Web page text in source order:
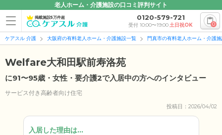
老人ホーム・介護施設の口コミ評判サイト
掲載施設5万件超 0120-579-721
受付 10:00〜19:00土日祝OK 0
ケアスル 介護 大阪府の有料老人ホーム・介護施設一覧 門真市の有料老人ホーム・介護
Welfare大和田駅前寿洛苑
に91〜95歳・女性・要介護2で入居中の方へのインタビュー
サービス付き高齢者向け住宅
投稿日：2026/04/02
入居した理由は...